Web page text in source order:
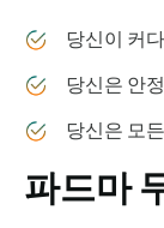
당신이 커
당신은 안
당신은 모
파드마